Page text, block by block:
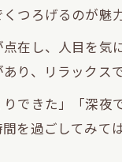
つろげるのが魅力
在し、人目を
り、リラックス
できた」「深
を過ごしてみて